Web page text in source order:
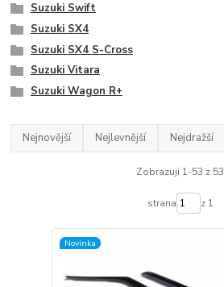
Suzuki Swift
Suzuki SX4
Suzuki SX4 S-Cross
Suzuki Vitara
Suzuki Wagon R+
Nejnovější Nejlevnější Nejdražší
Zobrazuji 1-53 z 53
strana z 1
Novinka